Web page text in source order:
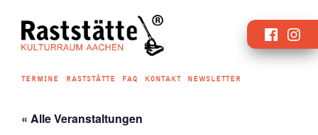
Inhalt
TERMINE RASTSTÄTTE FAQ KONTAKT NEWSLETTER
« Alle Veranstaltungen